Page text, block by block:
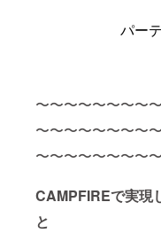
パー
〜〜〜〜〜〜〜〜
〜〜〜〜〜〜〜〜
〜〜〜〜〜〜〜〜
CAMPFIREで実現
と